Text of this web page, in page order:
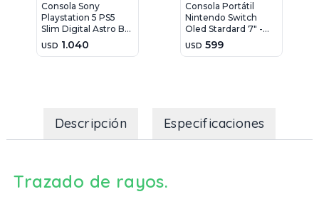
Consola Sony
Playstation 5 PS5
Slim Digital Astro Bot
+ Gran Turismo 7
16Gb - 825GB
USD 1.040
Consola Portátil
Nintendo Switch
Oled Stardard 7" -
64GB - Azul Y Roja
USD 599
Descripción Especificaciones
Trazado de rayos.